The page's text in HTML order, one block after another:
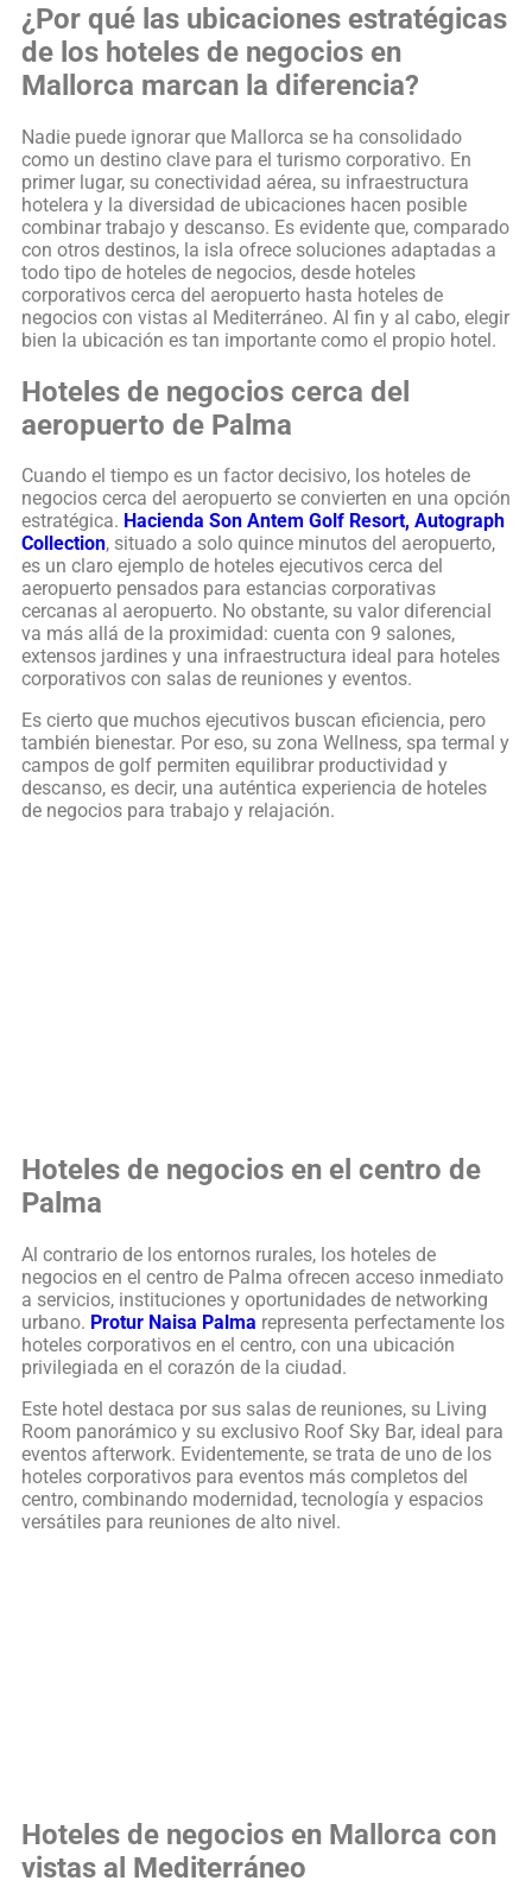
¿Por qué las ubicaciones estratégicas
de los hoteles de negocios en
Mallorca marcan la diferencia?
Nadie puede ignorar que Mallorca se ha consolidado
como un destino clave para el turismo corporativo. En
primer lugar, su conectividad aérea, su infraestructura
hotelera y la diversidad de ubicaciones hacen posible
combinar trabajo y descanso. Es evidente que, comparado
con otros destinos, la isla ofrece soluciones adaptadas a
todo tipo de hoteles de negocios, desde hoteles
corporativos cerca del aeropuerto hasta hoteles de
negocios con vistas al Mediterráneo. Al fin y al cabo, elegir
bien la ubicación es tan importante como el propio hotel.
Hoteles de negocios cerca del
aeropuerto de Palma
Cuando el tiempo es un factor decisivo, los hoteles de
negocios cerca del aeropuerto se convierten en una opción
estratégica. Hacienda Son Antem Golf Resort, Autograph
Collection, situado a solo quince minutos del aeropuerto,
es un claro ejemplo de hoteles ejecutivos cerca del
aeropuerto pensados para estancias corporativas
cercanas al aeropuerto. No obstante, su valor diferencial
va más allá de la proximidad: cuenta con 9 salones,
extensos jardines y una infraestructura ideal para hoteles
corporativos con salas de reuniones y eventos.
Es cierto que muchos ejecutivos buscan eficiencia, pero
también bienestar. Por eso, su zona Wellness, spa termal y
campos de golf permiten equilibrar productividad y
descanso, es decir, una auténtica experiencia de hoteles
de negocios para trabajo y relajación.
Hoteles de negocios en el centro de
Palma
Al contrario de los entornos rurales, los hoteles de
negocios en el centro de Palma ofrecen acceso inmediato
a servicios, instituciones y oportunidades de networking
urbano. Protur Naisa Palma representa perfectamente los
hoteles corporativos en el centro, con una ubicación
privilegiada en el corazón de la ciudad.
Este hotel destaca por sus salas de reuniones, su Living
Room panorámico y su exclusivo Roof Sky Bar, ideal para
eventos afterwork. Evidentemente, se trata de uno de los
hoteles corporativos para eventos más completos del
centro, combinando modernidad, tecnología y espacios
versátiles para reuniones de alto nivel.
Hoteles de negocios en Mallorca con
vistas al Mediterráneo